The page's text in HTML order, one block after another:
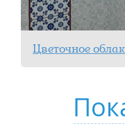
Цветочное